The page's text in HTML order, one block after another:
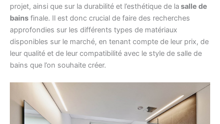
projet, ainsi que sur la durabilité et l’esthétique de la salle de
bains finale. Il est donc crucial de faire des recherches
approfondies sur les différents types de matériaux
disponibles sur le marché, en tenant compte de leur prix, de
leur qualité et de leur compatibilité avec le style de salle de
bains que l’on souhaite créer.